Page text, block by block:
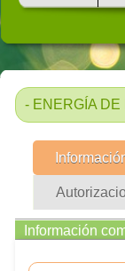
- ENERGÍA DE
Información